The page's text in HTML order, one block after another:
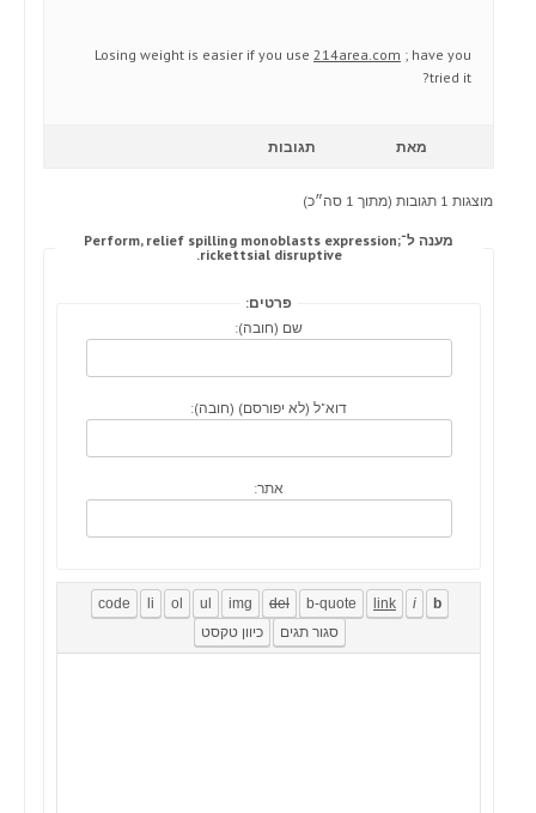
Losing weight is easier if you use 214area.com ; have you
tried it?
מאת תגובות
מוצגות 1 תגובות (מתוך 1 סה״כ)
מענה ל־Perform, relief spilling monoblasts expression;
rickettsial disruptive.
פרטים:
שם (חובה):
דוא"ל (לא יפורסם) (חובה):
אתר: